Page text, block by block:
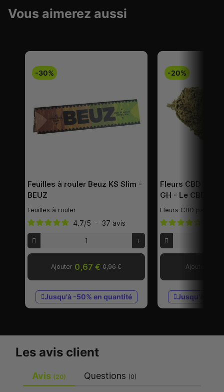
Vous aimerez aussi
-30%
Feuilles à rouler Beuz KS Slim -
BEUZ
Feuilles à rouler
4.7/5 - 37 avis
Ajouter 0,67 € 0,96 €
Jusqu'à -50% en quantité
-20%
Fleurs CBD
GH - Le CBD
Fleurs CBD pas cher
Ajouter
Jusqu'à -
Les avis client
Avis (20) Questions (0)